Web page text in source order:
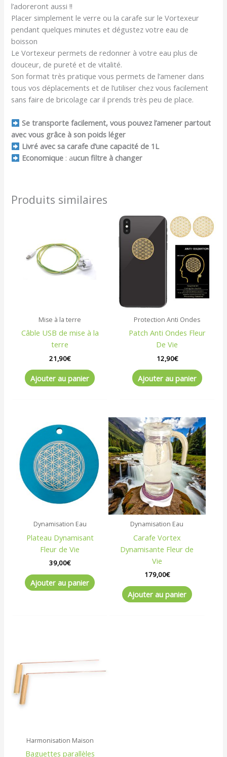
l’adoreront aussi !!
Placer simplement le verre ou la carafe sur le Vortexeur
pendant quelques minutes et dégustez votre eau de
boisson
Le Vortexeur permets de redonner à votre eau plus de
douceur, de pureté et de vitalité.
Son format très pratique vous permets de l’amener dans
tous vos déplacements et de l’utiliser chez vous facilement
sans faire de bricolage car il prends très peu de place.
Se transporte facilement, vous pouvez l’amener partout
avec vous grâce à son poids léger
Livré avec sa carafe d’une capacité de 1L
Economique : aucun filtre à changer
Produits similaires
Mise à la terre
Câble USB de mise à la
terre
21,90€
Ajouter au panier
Protection Anti Ondes
Patch Anti Ondes Fleur
De Vie
12,90€
Ajouter au panier
Dynamisation Eau
Plateau Dynamisant
Fleur de Vie
39,00€
Ajouter au panier
Dynamisation Eau
Carafe Vortex
Dynamisante Fleur de
Vie
179,00€
Ajouter au panier
Harmonisation Maison
Baguettes parallèles